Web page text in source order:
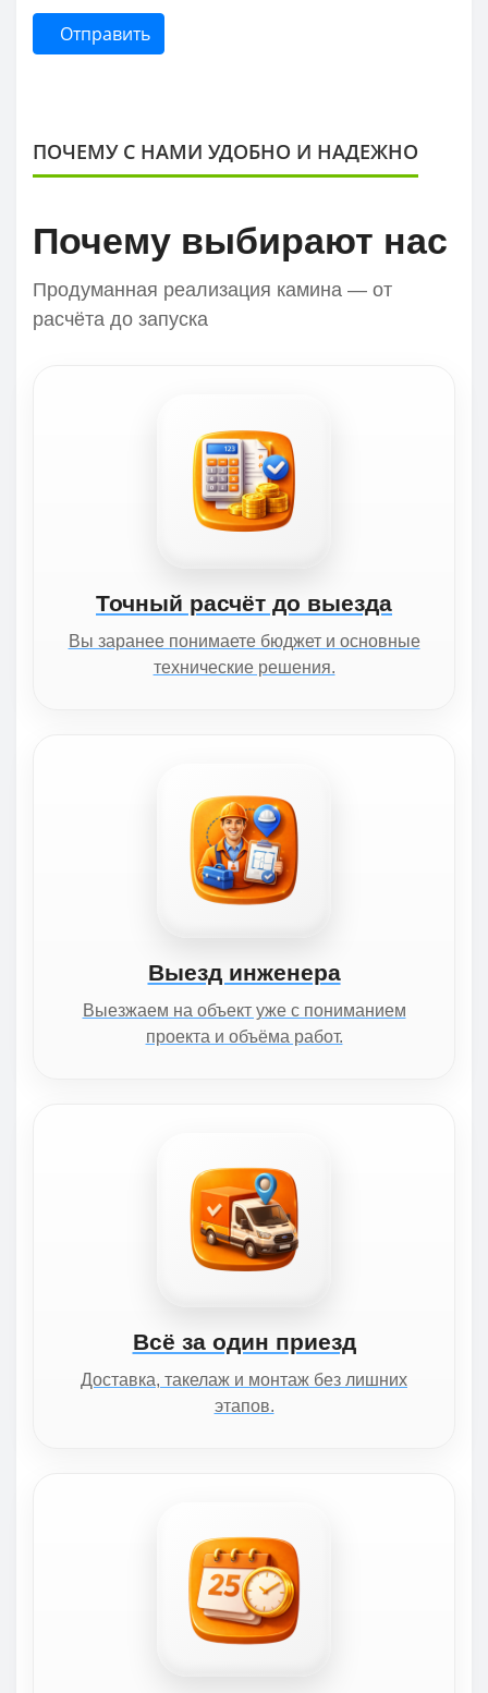
Отправить
ПОЧЕМУ С НАМИ УДОБНО И НАДЕЖНО
Почему выбирают нас
Продуманная реализация камина — от
расчёта до запуска
Точный расчёт до выезда
Вы заранее понимаете бюджет и основные
технические решения.
Выезд инженера
Выезжаем на объект уже с пониманием
проекта и объёма работ.
Всё за один приезд
Доставка, такелаж и монтаж без лишних
этапов.